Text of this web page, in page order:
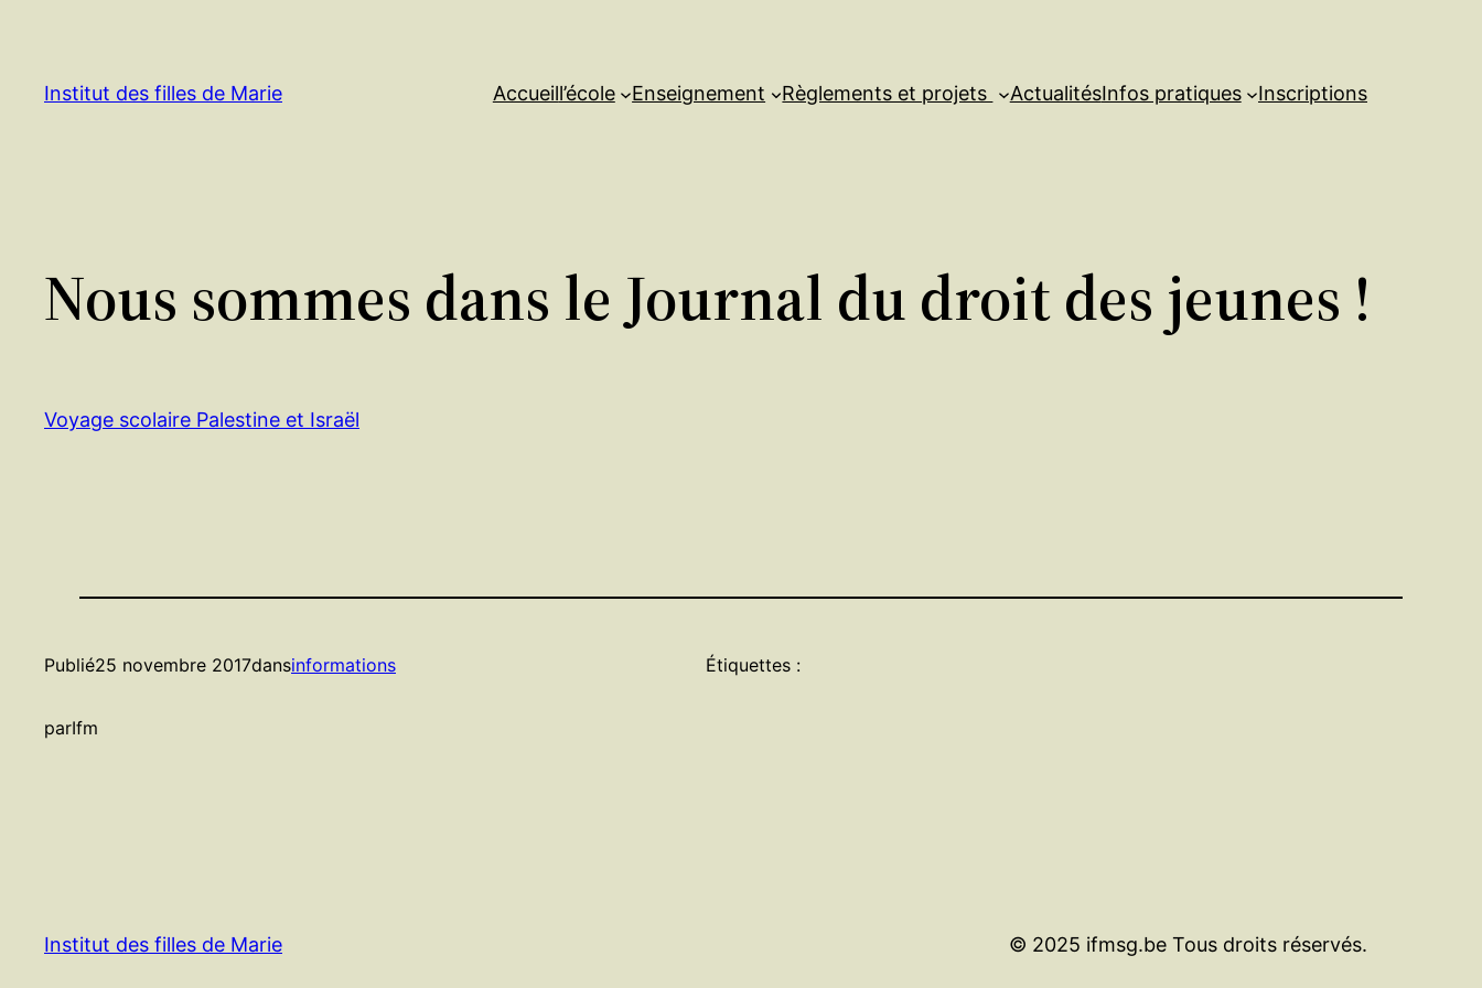
contenu
Institut des filles de Marie Accueill’école Enseignement Règlements et projets ActualitésInfos pratiques Inscriptions
Nous sommes dans le Journal du droit des jeunes !
Voyage scolaire Palestine et Israël
Publié25 novembre 2017dansinformations
parIfm
Étiquettes :
Institut des filles de Marie © 2025 ifmsg.be Tous droits réservés.